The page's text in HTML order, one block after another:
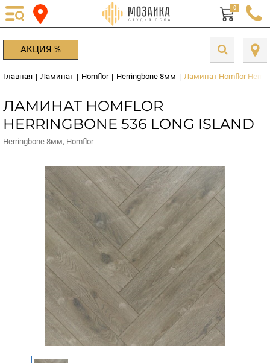
0
АКЦИЯ %
Главная | Ламинат | Homflor | Herringbone 8мм | Ламинат Homflor
ЛАМИНАТ HOMFLOR
HERRINGBONE 536 LONG ISLAND
Herringbone 8мм, Homflor